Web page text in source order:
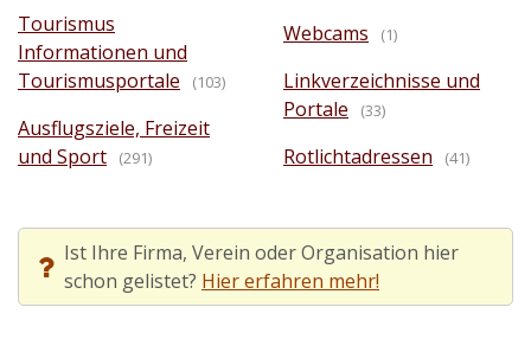
Tourismus
Informationen und
Tourismusportale
(103)
Ausflugsziele, Freizeit
und Sport
(291)
Webcams (1)
Linkverzeichnisse und
Portale
(33)
Rotlichtadressen (41)
Ist Ihre Firma, Verein oder Organisation hier
schon gelistet? Hier erfahren mehr!